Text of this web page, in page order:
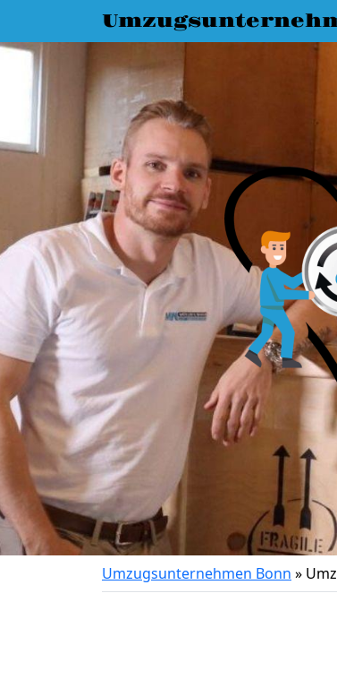
Umzugsunternehmen Bonn »